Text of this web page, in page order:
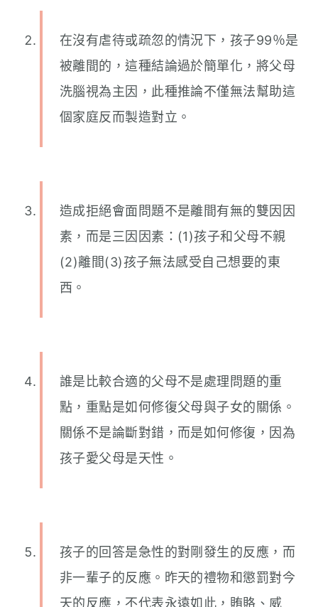
在沒有虐待或疏忽的情況下，孩子99％是
被離間的，這種結論過於簡單化，將父母
洗腦視為主因，此種推論不僅無法幫助這
個家庭反而製造對立。
造成拒絕會面問題不是離間有無的雙因因
素，而是三因因素：(1)孩子和父母不親
(2)離間(3)孩子無法感受自己想要的東
西。
誰是比較合適的父母不是處理問題的重
點，重點是如何修復父母與子女的關係。
關係不是論斷對錯，而是如何修復，因為
孩子愛父母是天性。
孩子的回答是急性的對剛發生的反應，而
非一輩子的反應。昨天的禮物和懲罰對今
天的反應，不代表永遠如此，賄賂、威